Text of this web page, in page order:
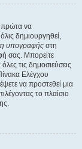
πρώτα να
δημιουργηθεί,
υπογραφής στη
σας. Μπορείτε
τις δημοσιεύσεις
Ελέγχου
να προστεθεί μια
το πλαίσιο